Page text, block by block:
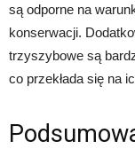
są odporne na
konserwacji.
trzyszybowe są
co przekłada się na